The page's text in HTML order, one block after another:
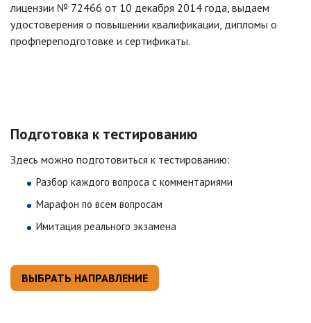
лицензии № 72466 от 10 декабря 2014 года, выдаем
удостоверения о повышении квалификации, дипломы о
профпереподготовке и сертификаты.
Подготовка к тестированию
Здесь можно подготовиться к тестированию:
Разбор каждого вопроса с комментариями
Марафон по всем вопросам
Имитация реального экзамена
ВЫБРАТЬ НАПРАВЛЕНИЕ